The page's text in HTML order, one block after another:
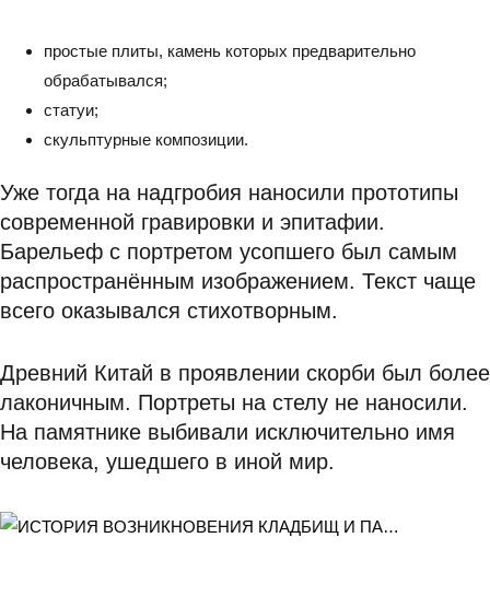
простые плиты, камень которых предварительно
обрабатывался;
статуи;
скульптурные композиции.
Уже тогда на надгробия наносили прототипы
современной гравировки и эпитафии.
Барельеф с портретом усопшего был самым
распространённым изображением. Текст чаще
всего оказывался стихотворным.
Древний Китай в проявлении скорби был более
лаконичным. Портреты на стелу не наносили.
На памятнике выбивали исключительно имя
человека, ушедшего в иной мир.